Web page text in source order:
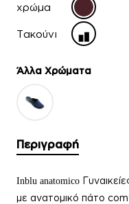
χρώμα
Τακούνι
Άλλα Xρώματα
Περιγραφή
Inblu anatomico
με ανατομικό πάτο